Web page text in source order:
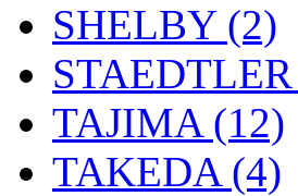
SHELBY (2)
TAJIMA (12)
TAKEDA (4)